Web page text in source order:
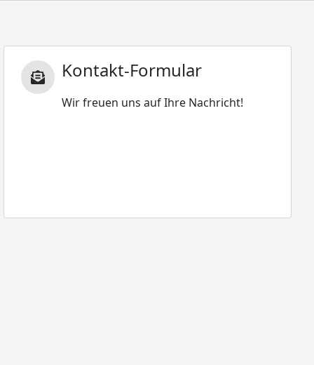
Kontakt-Formular
Wir freuen uns auf Ihre Nachricht!